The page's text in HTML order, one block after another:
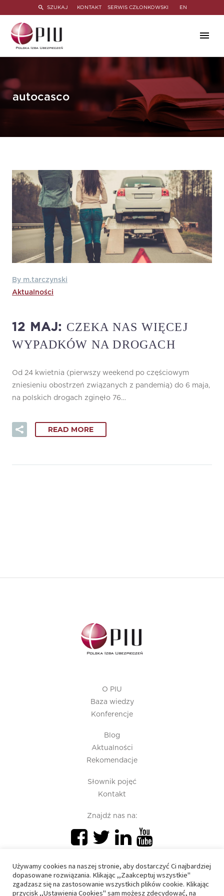
SZUKAJ KONTAKT SERWIS CZŁONKOWSKI EN
autocasco
By m.tarczynski
Aktualności
12 MAJ: CZEKA NAS WIĘCEJ
WYPADKÓW NA DROGACH
Od 24 kwietnia (pierwszy weekend po częściowym
zniesieniu obostrzeń związanych z pandemią) do 6 maja,
na polskich drogach zginęło 76…
READ MORE
O PIU
Baza wiedzy
Konferencje
Blog
Aktualności
Rekomendacje
Słownik pojęć
Kontakt
Znajdź nas na:
Używamy cookies na naszej stronie, aby dostarczyć Ci najbardziej
dopasowane rozwiązania. Klikając ,,Zaakceptuj wszystkie"
zgadzasz się na zastosowanie wszystkich plików cookie. Klikając
przycisk ,,Ustawienia Cookies" sam możesz zdecydować, na